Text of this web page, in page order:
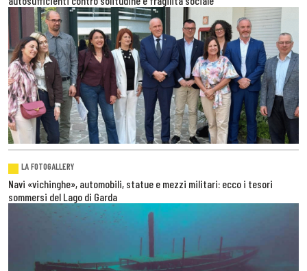
LA FOTOGALLERY
Navi «vichinghe», automobili, statue e mezzi militari: ecco i tesori
sommersi del Lago di Garda